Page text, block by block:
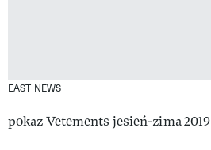
EAST NEWS
pokaz Vetements jesień-zima 2019